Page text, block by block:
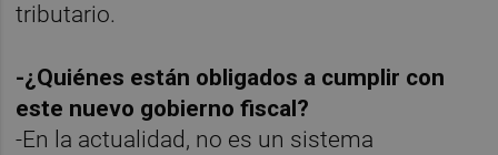
tributario.
-¿Quiénes están obligados a cumplir con
este nuevo gobierno fiscal?
-En la actualidad, no es un sistema